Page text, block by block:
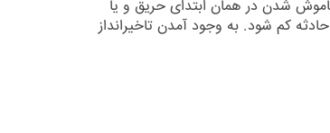
شدن در همان ابتدای حریق و یا
کم شود. به وجود آمدن تاخیرانداز